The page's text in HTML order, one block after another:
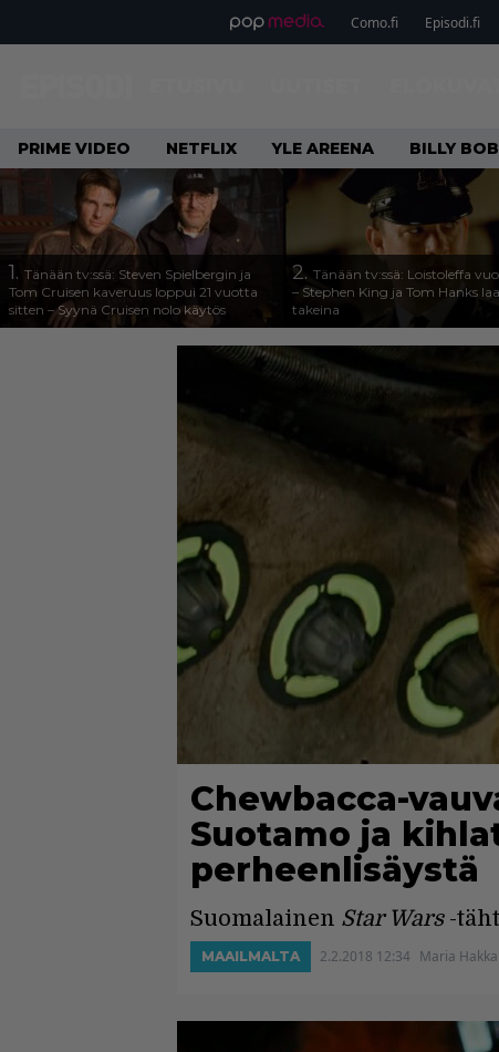
Como.fi Episodi.fi
PRIME VIDEO NETFLIX YLE AREENA BILLY
1. Tänään tv:ssä: Steven Spielbergin ja
Tom Cruisen kaveruus loppui 21 vuotta
sitten – Syynä Cruisen nolo käytös
2. Tänään tv:ssä: Loistoleffa
– Stephen King ja Tom Hanks
takeina
Chewbacca-
Suotamo ja
perheenlisäystä
Suomalainen Star Wars-
MAAILMALTA 2.2.2018 12:34 Maria